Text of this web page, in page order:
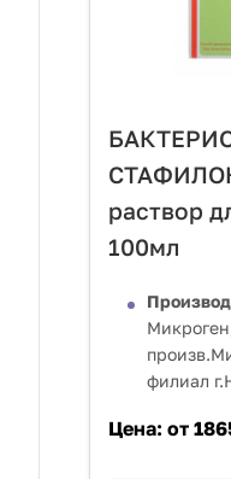
раствор
100мл
филиал
Цена: от